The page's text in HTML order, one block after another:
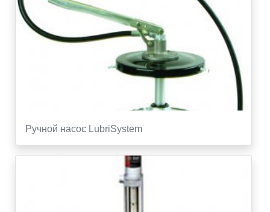
Ручной насос LubriSystem